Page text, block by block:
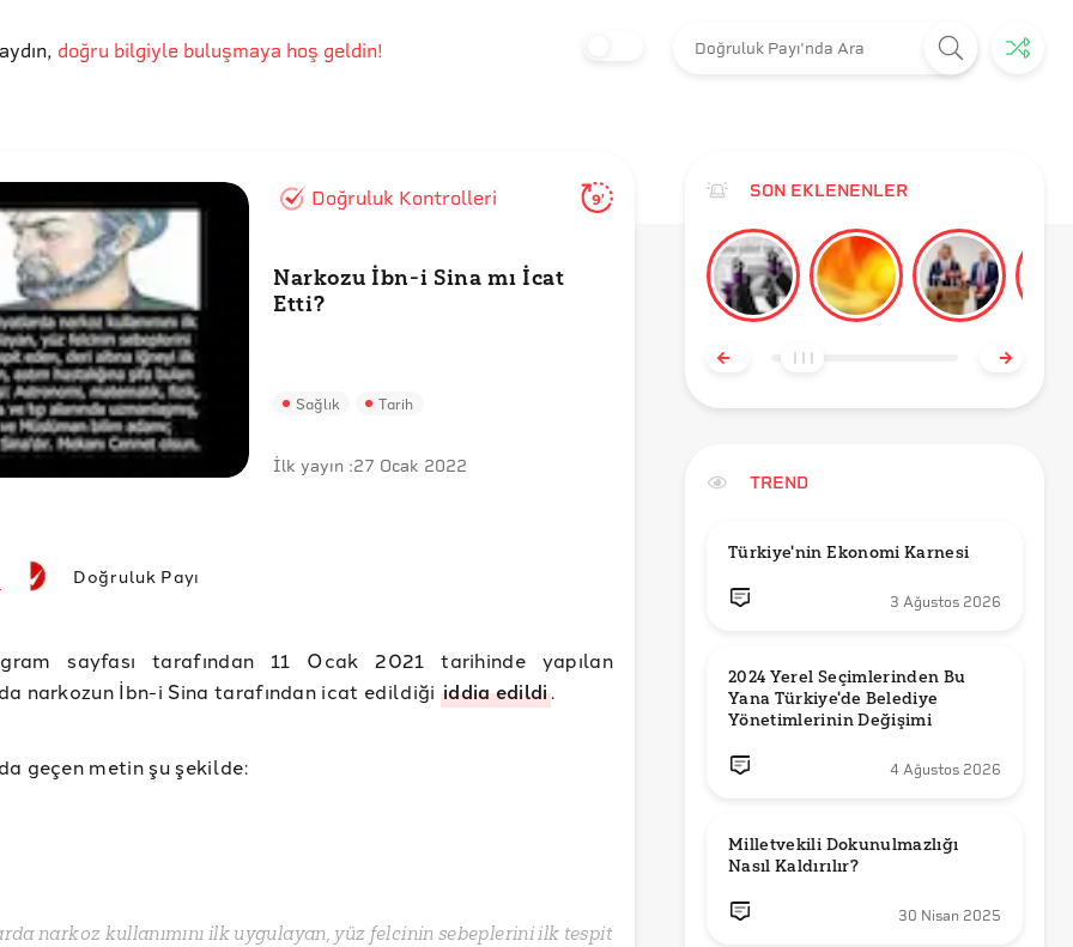
, doğru bilgiyle buluşmaya hoş geldin!
Doğruluk Kontrolleri 9'
Narkozu İbn-i Sina mı İcat
Etti?
Sağlık Tarih
İlk yayın :27 Ocak 2022
Doğruluk Payı
sayfası tarafından 11 Ocak 2021 tarihinde yapılan
narkozun İbn-i Sina tarafından icat edildiği iddia edildi.
geçen metin şu şekilde:
narkoz kullanımını ilk uygulayan, yüz felcinin sebeplerini ilk tespit
SON EKLENENLER
TREND
Türkiye'nin Ekonomi Karnesi
3 Ağustos 2026
2024 Yerel Seçimlerinden Bu
Yana Türkiye'de Belediye
Yönetimlerinin Değişimi
4 Ağustos 2026
Milletvekili Dokunulmazlığı
Nasıl Kaldırılır?
30 Nisan 2025